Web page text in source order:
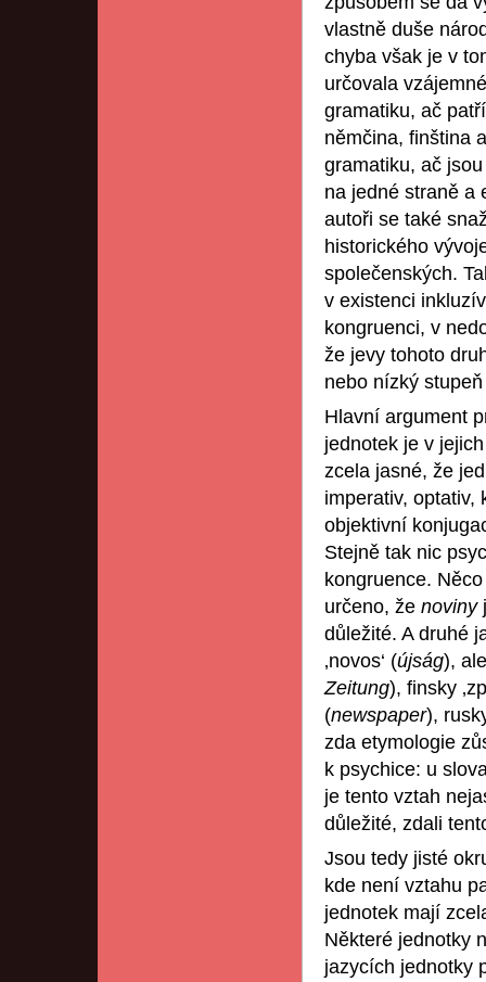
vlastně duše
chyba však je v
určovala
gramatiku, ač
němčina, finština
gramatiku, ač
na jedné straně a
autoři se také
historického
společenských.
v existenci
kongruenci, v
že jevy tohoto
nebo nízký
Hlavní argument
jednotek je v
zcela jasné, že
imperativ, optativ,
objektivní
Stejně tak nic
kongruence.
určeno, že noviny
důležité. A druhé
‚novos‘ (újság),
Zeitung), finsky
(newspaper),
zda etymologie
k psychice: u
je tento vztah
důležité, zdali
Jsou tedy jisté
kde není vztahu
jednotek mají
Některé jednotky
jazycích jednotky